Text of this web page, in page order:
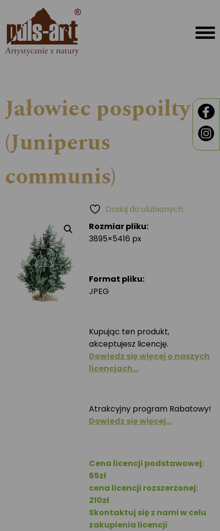
Jałowiec pospoilty
(Juniperus
communis)
Rozmiar pliku:
3895×5416 px
Format pliku:
JPEG
Kupując ten produkt,
akceptujesz licencję.
Dowiedz się więcej o naszych
licencjach…
Atrakcyjny program Rabatowy!
Dowiedz się więcej…
Cena licencji podstawowej:
65zł
cena licencji rozszerzonej:
210zł
Skontaktuj się z nami w celu
zakupienia licencji
Dodaj do ulubionych